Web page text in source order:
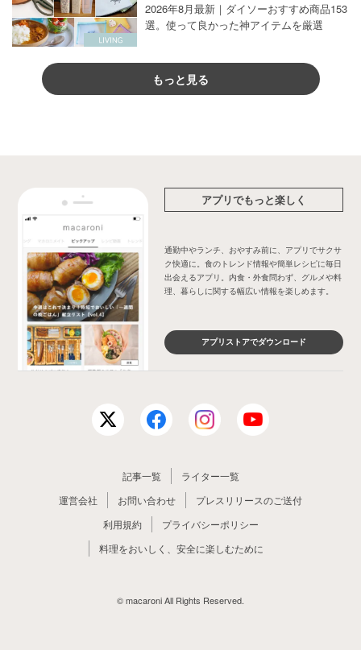
2026年8月最新｜ダイソーおすすめ商品153
選。使って良かった神アイテムを厳選
もっと見る
アプリでもっと楽しく
通勤中やランチ、おやすみ前に、アプリでサクサ
ク快適に。食のトレンド情報や簡単レシピに毎日
出会えるアプリ。内食・外食問わず、グルメや料
理、暮らしに関する幅広い情報を楽しめます。
アプリストアでダウンロード
記事一覧
ライター一覧
運営会社
お問い合わせ
プレスリリースのご送付
利用規約
プライバシーポリシー
料理をおいしく、安全に楽しむために
© macaroni All Rights Reserved.